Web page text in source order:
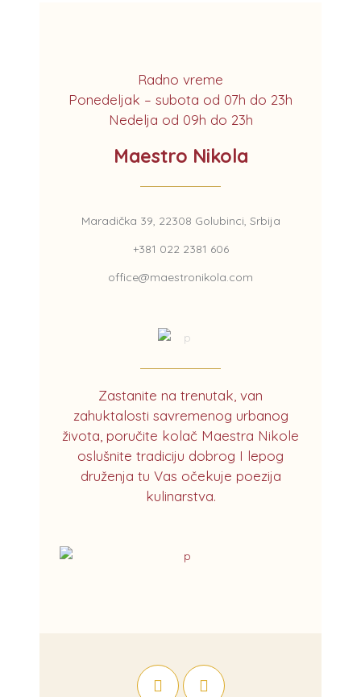
Radno vreme
Ponedeljak – subota od 07h do 23h
Nedelja od 09h do 23h
Maestro Nikola
Maradička 39, 22308 Golubinci, Srbija
+381 022 2381 606
office@maestronikola.com
Zastanite na trenutak, van
zahuktalosti savremenog urbanog
života, poručite kolač Maestra Nikole
oslušnite tradiciju dobrog I lepog
druženja tu Vas očekuje poezija
kulinarstva.